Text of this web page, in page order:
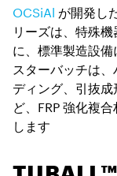
OCSiAl が開発し
リーズは、特殊
に、標準製造設備
スターバッチは
ディング、引抜
ど、FRP 強化複
します